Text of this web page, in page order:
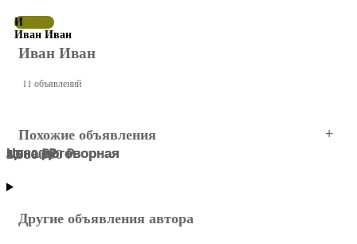
И
Иван Иван
Иван Иван
11 объявлений
Похожие объявления
4 500 ₽
Цена договорная
3 700 000 ₽
53 000 ₽
11 000 ₽
Цена договорная
Другие объявления автора